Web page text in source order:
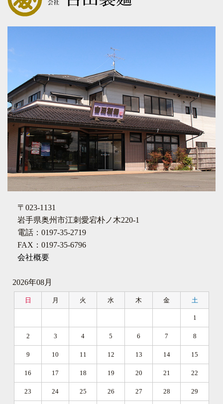
〒023-1131
岩手県奥州市江刺愛宕朴ノ木220-1
電話：0197-35-2719
FAX：0197-35-6796
会社概要
2026年08月
日 月 火 水 木 金 土
1
2 3 4 5 6 7 8
9 10 11 12 13 14 15
16 17 18 19 20 21 22
23 24 25 26 27 28 29